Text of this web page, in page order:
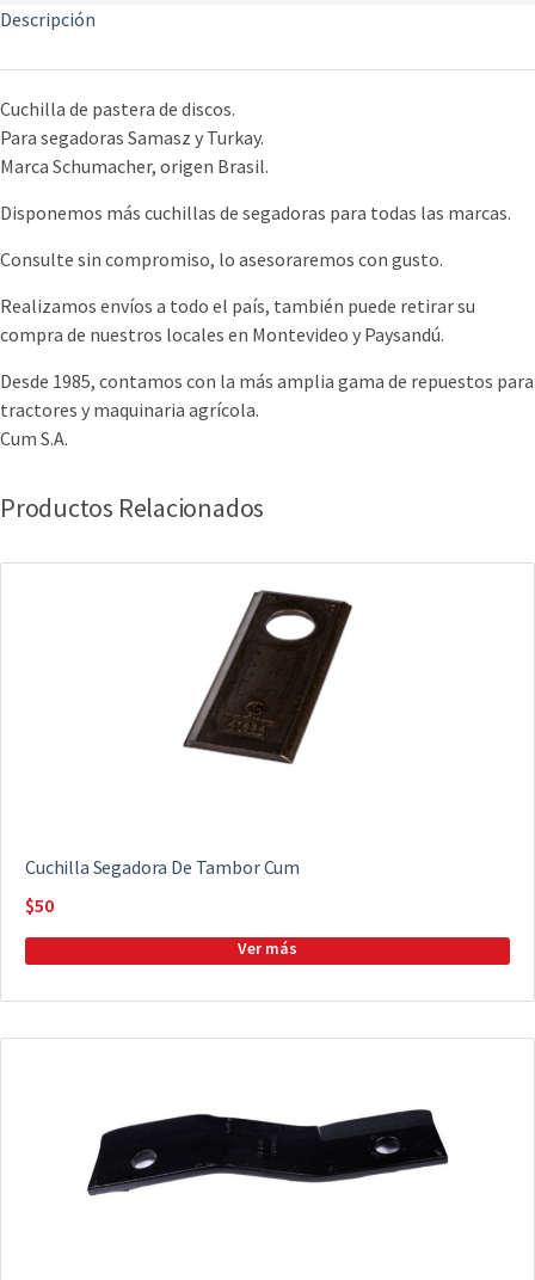
Descripción
Cuchilla de pastera de discos.
Para segadoras Samasz y Turkay.
Marca Schumacher, origen Brasil.
Disponemos más cuchillas de segadoras para todas las marcas.
Consulte sin compromiso, lo asesoraremos con gusto.
Realizamos envíos a todo el país, también puede retirar su
compra de nuestros locales en Montevideo y Paysandú.
Desde 1985, contamos con la más amplia gama de repuestos para
tractores y maquinaria agrícola.
Cum S.A.
Productos Relacionados
Cuchilla Segadora De Tambor Cum
$50